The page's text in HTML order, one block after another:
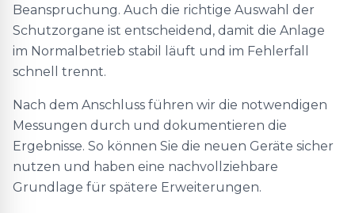
Beanspruchung. Auch die richtige Auswahl der
Schutzorgane ist entscheidend, damit die Anlage
im Normalbetrieb stabil läuft und im Fehlerfall
schnell trennt.
Nach dem Anschluss führen wir die notwendigen
Messungen durch und dokumentieren die
Ergebnisse. So können Sie die neuen Geräte sicher
nutzen und haben eine nachvollziehbare
Grundlage für spätere Erweiterungen.